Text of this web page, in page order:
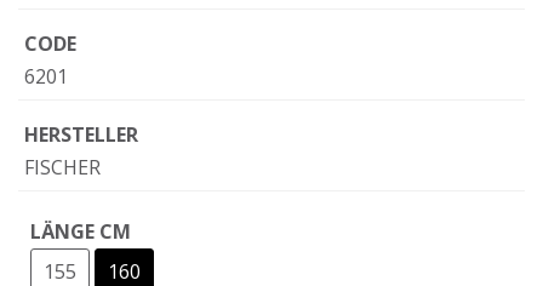
CODE
6201
HERSTELLER
FISCHER
LÄNGE CM
155
160